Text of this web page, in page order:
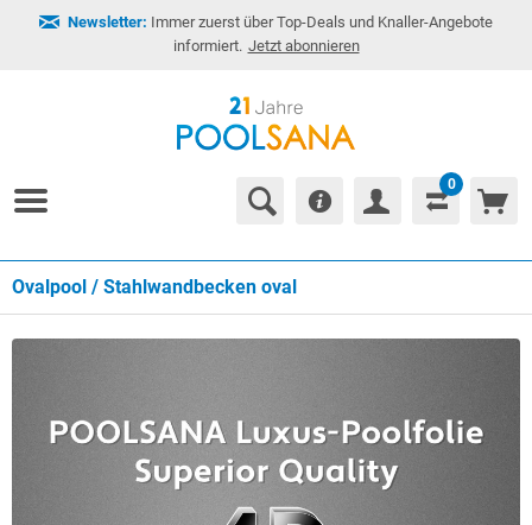
Newsletter: Immer zuerst über Top-Deals und Knaller-Angebote
informiert. Jetzt abonnieren
0
Ovalpool / Stahlwandbecken oval